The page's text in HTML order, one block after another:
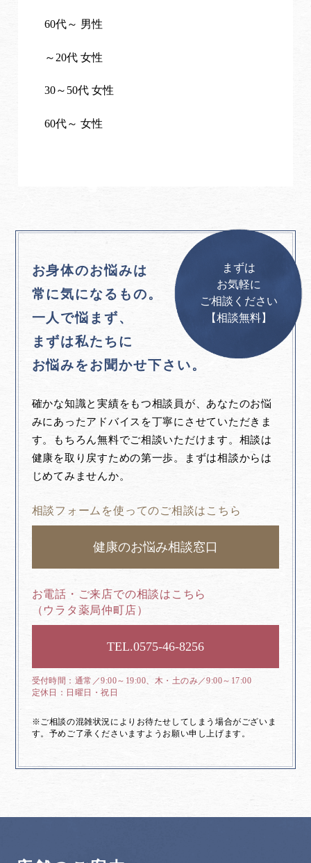
60代～ 男性
～20代 女性
30～50代 女性
60代～ 女性
お身体のお悩みは
常に気になるもの。
一人で悩まず、
まずは私たちに
お悩みをお聞かせ下さい。
確かな知識と実績をもつ相談員が、あなたのお悩
みにあったアドバイスを丁寧にさせていただきま
す。もちろん無料でご相談いただけます。相談は
健康を取り戻すための第一歩。まずは相談からは
じめてみませんか。
相談フォームを使ってのご相談はこちら
健康のお悩み相談窓口
お電話・ご来店での相談はこちら
（ウラタ薬局仲町店）
0575-46-8256
通常／9:00～19:00、木・土のみ／9:00～17:00
日曜日・祝日
※ご相談の混雑状況によりお待たせしてしまう場合がございま
す。予めご了承くださいますようお願い申し上げます。
まずは
お気軽に
ご相談ください
【相談無料】